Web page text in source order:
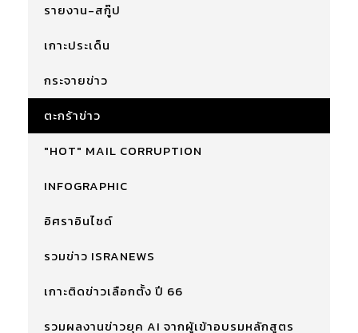
รายงาน-สกู๊ป
เกาะประเด็น
กระจายข่าว
ตะกร้าข่าว
"HOT" MAIL CORRUPTION
INFOGRAPHIC
อิศราอินไซด์
รวมข่าว ISRANEWS
เกาะติดข่าวเลือกตั้ง ปี 66
รวมผลงานข่าวยุค AI จากผู้เข้าอบรมหลักสูตร